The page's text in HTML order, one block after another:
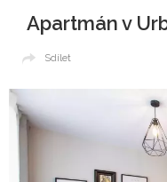
Apartmán v
Sdílet